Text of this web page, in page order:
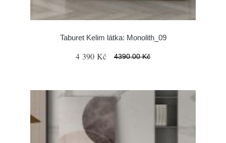
Taburet Kelim látka: Monolith_09
4 390 Kč 4390.00 Kč